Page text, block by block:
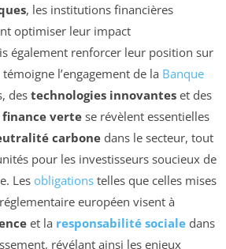
, les institutions financières
optimiser leur impact
également renforcer leur position sur
l’engagement de la Banque
des technologies innovantes et des
finance verte se révèlent essentielles
carbone dans le secteur, tout
pour les investisseurs soucieux de
Les obligations telles que celles mises
européen visent à
et la responsabilité sociale dans
révélant ainsi les enjeux